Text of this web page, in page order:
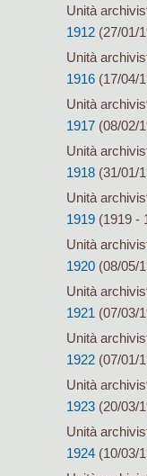
Unità
1912 (27/01/
Unità
1916 (17/04/
Unità
1917 (08/02/
Unità
1918 (31/01/
Unità
1919 (1919 -
Unità
1920 (08/05/
Unità
1921 (07/03/
Unità
1922 (07/01/
Unità
1923 (20/03/
Unità
1924 (10/03/